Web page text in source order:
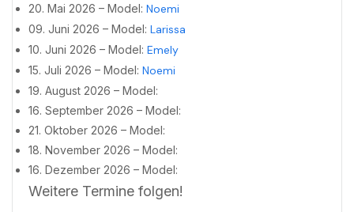
20. Mai 2026 – Model: Noemi
09. Juni 2026 – Model: Larissa
10. Juni 2026 – Model: Emely
15. Juli 2026 – Model: Noemi
19. August 2026 – Model:
16. September 2026 – Model:
21. Oktober 2026 – Model:
18. November 2026 – Model:
16. Dezember 2026 – Model:
Weitere Termine folgen!